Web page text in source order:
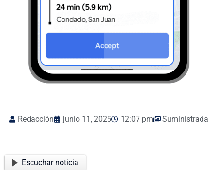
Redacción junio 11, 2025 12:07 pm Suministrada
Escuchar noticia